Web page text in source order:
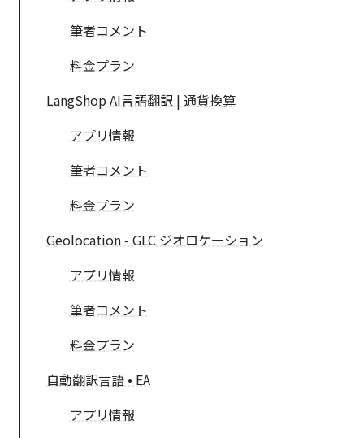
筆者コメント
料金プラン
LangShop AI言語翻訳 | 通貨換算
アプリ情報
筆者コメント
料金プラン
Geolocation ‑ GLC ジオロケーション
アプリ情報
筆者コメント
料金プラン
自動翻訳言語 • EA
アプリ情報